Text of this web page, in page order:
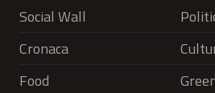
Social Wall
Cronaca
Food